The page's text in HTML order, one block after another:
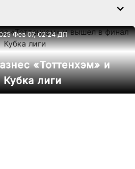
Фев 07, 02:24 ДП
«Тоттенхэм» и
лиги